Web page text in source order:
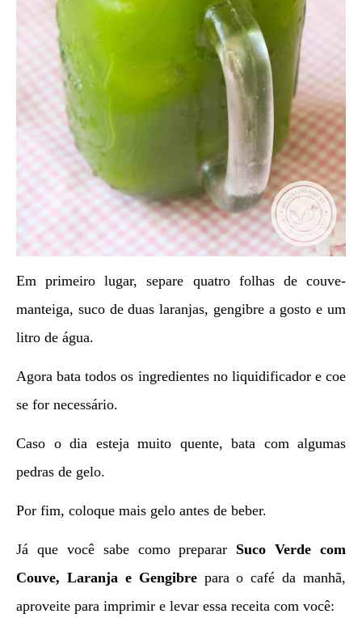
Em primeiro lugar, separe quatro folhas de couve-
manteiga, suco de duas laranjas, gengibre a gosto e um
litro de água.
Agora bata todos os ingredientes no liquidificador e coe
se for necessário.
Caso o dia esteja muito quente, bata com algumas
pedras de gelo.
Por fim, coloque mais gelo antes de beber.
Já que você sabe como preparar Suco Verde com
Couve, Laranja e Gengibre para o café da manhã,
aproveite para imprimir e levar essa receita com você: